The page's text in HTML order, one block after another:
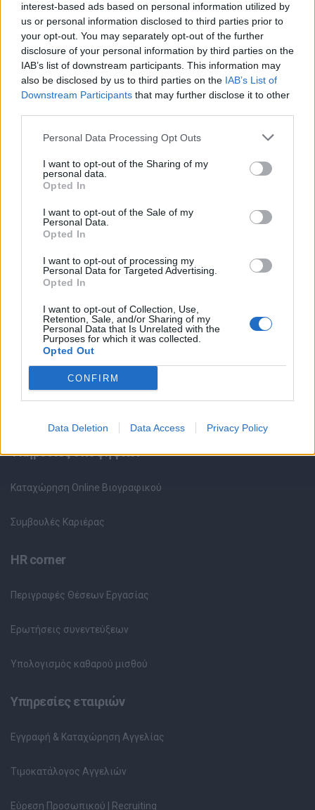
interest-based ads based on personal information utilized by
us or personal information disclosed to third parties prior to
your opt-out. You may separately opt-out of the further
disclosure of your personal information by third parties on the
IAB’s list of downstream participants. This information may
also be disclosed by us to third parties on the IAB’s List of
Downstream Participants that may further disclose it to other
Personal Data Processing Opt Outs
I want to opt-out of the Sharing of my
personal data.
Opted In
I want to opt-out of the Sale of my
Personal Data.
Opted In
I want to opt-out of processing my
Personal Data for Targeted Advertising.
Opted In
I want to opt-out of Collection, Use,
Retention, Sale, and/or Sharing of my
Personal Data that Is Unrelated with the
Purposes for which it was collected.
Opted Out
CONFIRM
Data Deletion Data Access Privacy Policy
1
Θέσεις εργασίας
Όλες οι Θέσεις Εργασίας
Θέσεις Εργασίας ανά Ειδικότητα
Θέσεις Εργασίας ανά Εταιρεία
Υπηρεσίες υποψηφίων
Καταχώρηση Online Βιογραφικού
Συμβουλές Καριέρας
HR corner
Περιγραφές Θέσεων Εργασίας
Ερωτήσεις συνεντεύξεων
Υπολογισμός καθαρού μισθού
Υπηρεσίες εταιριών
Εγγραφή & Καταχώρηση Αγγελίας
Τιμοκατάλογος Αγγελιών
Εύρεση Προσωπικού | Recruiting